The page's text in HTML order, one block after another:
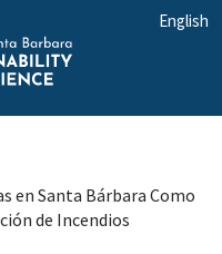
English
en Santa Bárbara Como
de Incendios